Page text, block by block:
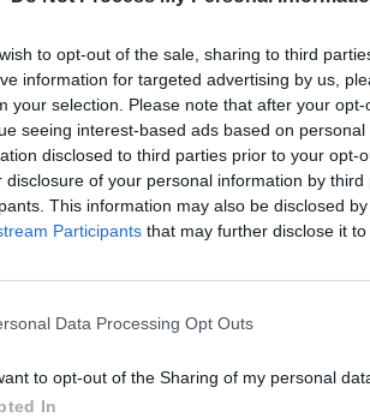
to opt-out of the sale, sharing to third
information for targeted advertising by us,
your selection. Please note that after your
seeing interest-based ads based on
disclosed to third parties prior to your opt-
disclosure of your personal information by third
This information may also be disclosed
Participants that may further disclose it
Data Processing Opt Outs
to opt-out of the Sharing of my personal
In
legendás játékos életében!
Tetszett a sorozat? Oszd meg:
Hasonló